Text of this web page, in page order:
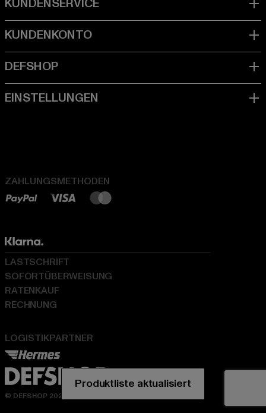
ZAHLUNGSMETHODEN
LOGISTIKPARTNER
LASTSCHRIFT
SOFORTÜBERWEISUNG
RATENKAUF
RECHNUNG
© DEFSHOP 2026. Alle Rechte vorbehalten
Produktliste aktualisiert